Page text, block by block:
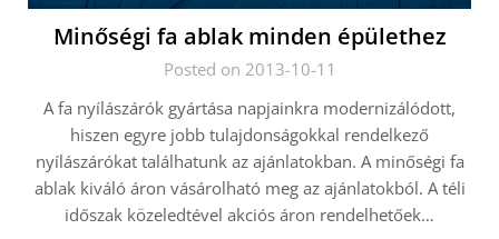
Minőségi fa ablak minden épülethez
Posted on 2013-10-11
A fa nyílászárók gyártása napjainkra modernizálódott,
hiszen egyre jobb tulajdonságokkal rendelkező
nyílászárókat találhatunk az ajánlatokban. A minőségi fa
ablak kiváló áron vásárolható meg az ajánlatokból. A téli
időszak közeledtével akciós áron rendelhetőek…